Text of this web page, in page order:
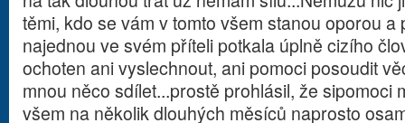
těmi, kdo se vám v tomto všem stanou oporou
najednou ve svém příteli potkala úplně cizího
ochoten ani vyslechnout, ani pomoci posoudit
mnou něco sdílet...prostě prohlásil, že sipomoci
všem na několik dlouhých měsíců naprosto